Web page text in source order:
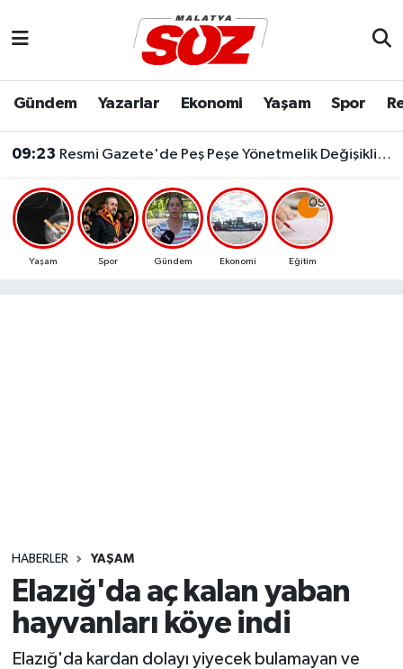
Gündem Yazarlar Ekonomi Yaşam Spor
09:23 Resmi Gazete'de Peş Peşe Yönetmelik Değişiklikleri!
Yaşam Spor Gündem Ekonomi Eğitim
HABERLER YAŞAM
Elazığ'da aç kalan yaban
hayvanları köye indi
Elazığ'da kardan dolayı yiyecek bulamayan ve
Dünya
Eğitim
Ekonomi
Yaşam
Malatya Nöbetçi Eczaneler
Malatya Namaz Vakitleri
Malatya Trafik Yoğunluk Haritası
Süper Lig Puan Durumu ve Fikstür